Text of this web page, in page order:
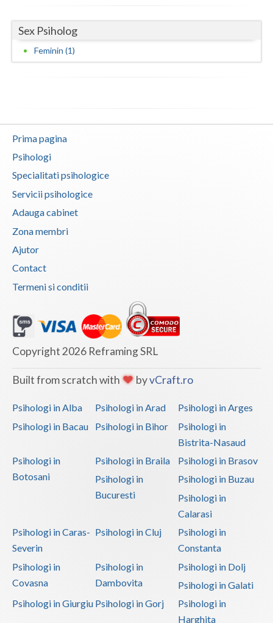
Timis
Sex Psiholog
Feminin (1)
Prima pagina
Psihologi
Specialitati psihologice
Servicii psihologice
Adauga cabinet
Zona membri
Ajutor
Contact
Termeni si conditii
Copyright 2026 Reframing SRL
Built from scratch with byvCraft.ro
Psihologi in Alba Psihologi in Arad
Psihologi in Arges
Psihologi in Bacau
Psihologi in Bihor
Psihologi in
Bistrita-Nasaud
Psihologi in
Botosani
Psihologi in Braila
Psihologi in Brasov
Psihologi in
Bucuresti
Psihologi in Buzau
Psihologi in
Calarasi
Psihologi in Caras-
Severin
Psihologi in Cluj
Psihologi in
Constanta
Psihologi in
Covasna
Psihologi in
Dambovita
Psihologi in Dolj
Psihologi in Galati
Psihologi in Giurgiu Psihologi in Gorj
Psihologi in
Harghita